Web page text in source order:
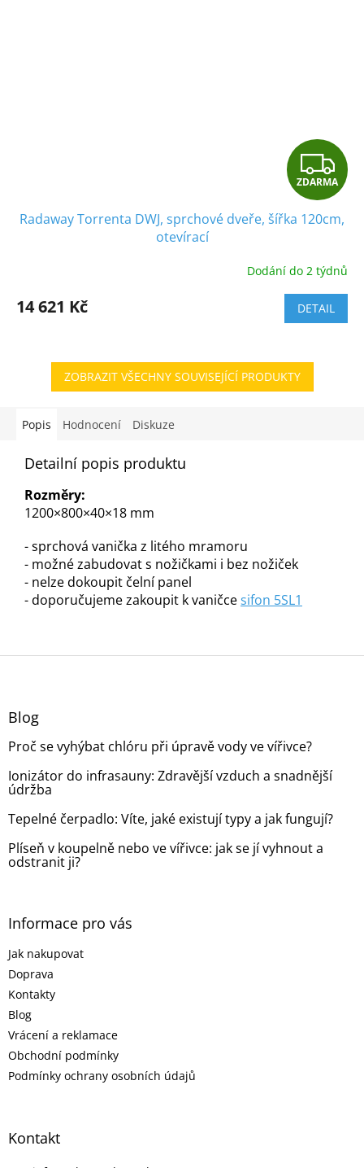
Z
D
A
R
M
A
ZDARMA
Radaway Torrenta DWJ, sprchové dveře, šířka 120cm,
otevírací
Dodání do 2 týdnů
14 621 Kč DETAIL
ZOBRAZIT VŠECHNY SOUVISEJÍCÍ PRODUKTY
Popis Hodnocení Diskuze
Detailní popis produktu
Rozměry:
1200×800×40×18 mm
- sprchová vanička z litého mramoru
- možné zabudovat s nožičkami i bez nožiček
- nelze dokoupit čelní panel
- doporučujeme zakoupit k vaničcesifon 5SL1
Z
Blog
Proč se vyhýbat chlóru při úpravě vody ve vířivce?
Ionizátor do infrasauny: Zdravější vzduch a snadnější
údržba
Tepelné čerpadlo: Víte, jaké existují typy a jak fungují?
Plíseň v koupelně nebo ve vířivce: jak se jí vyhnout a
odstranit ji?
Informace pro vás
Jak nakupovat
Doprava
Kontakty
Blog
Vrácení a reklamace
Obchodní podmínky
Podmínky ochrany osobních údajů
Kontakt